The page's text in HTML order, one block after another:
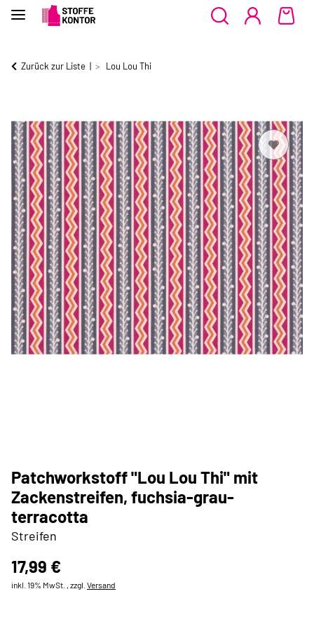
Zurück zur Liste Lou Lou Thi
Patchworkstoff "Lou Lou Thi" mit
Zackenstreifen, fuchsia-grau-
terracotta
Streifen
17,99 €
inkl. 19% MwSt. , zzgl. Versand